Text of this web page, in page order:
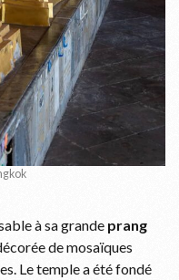
à sa grande prang
de mosaïques
Le temple a été fondé